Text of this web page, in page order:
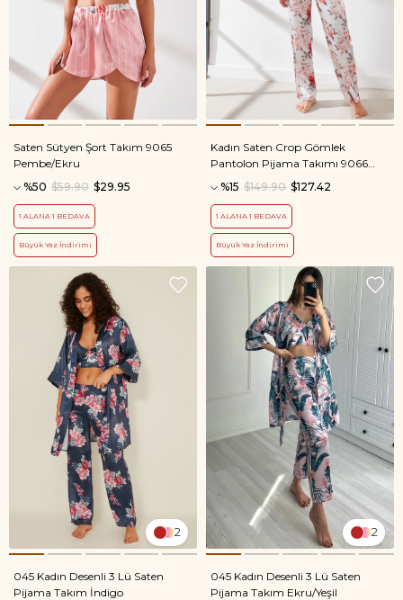
Saten Sütyen Şort Takım 9065
Pembe/Ekru
%50
$29.95
$59.90
1 ALANA 1 BEDAVA
Büyük Yaz İndirimi
Kadın Saten Crop Gömlek
Pantolon Pijama Takımı 9066
Pembe/Ekru
%15 $127.42
$149.90
1 ALANA 1 BEDAVA
Büyük Yaz İndirimi
2
045 Kadın Desenli 3 Lü Saten
Pijama Takım İndigo
2
045 Kadın Desenli 3 Lü Saten
Pijama Takım Ekru/Yeşil